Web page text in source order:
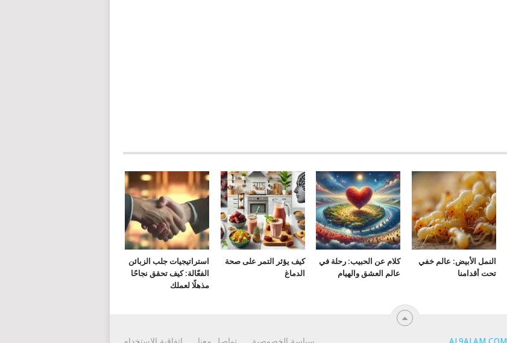
النمل الأبيض: عالم خفي
تحت أقدامنا
كلام عن الحبيب: رحلة في
عالم العشق والهيام
كيف يؤثر التمر على صحة
الدماغ
استراتيجيات جلب الزبائن
الفعّالة: كيف تحقق نجاحًا
مذهلًا لعملك